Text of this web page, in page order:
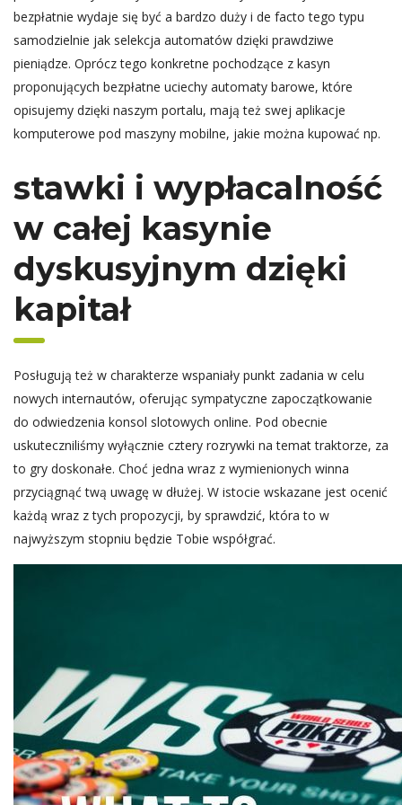
bezpłatnie wydaje się być a bardzo duży i de facto tego typu
samodzielnie jak selekcja automatów dzięki prawdziwe
pieniądze. Oprócz tego konkretne pochodzące z kasyn
proponujących bezpłatne uciechy automaty barowe, które
opisujemy dzięki naszym portalu, mają też swej aplikacje
komputerowe pod maszyny mobilne, jakie można kupować np.
stawki i wypłacalność
w całej kasynie
dyskusyjnym dzięki
kapitał
Posługują też w charakterze wspaniały punkt zadania w celu
nowych internautów, oferując sympatyczne zapoczątkowanie
do odwiedzenia konsol slotowych online. Pod obecnie
uskuteczniliśmy wyłącznie cztery rozrywki na temat traktorze, za
to gry doskonałe. Choć jedna wraz z wymienionych winna
przyciągnąć twą uwagę w dłużej. W istocie wskazane jest ocenić
każdą wraz z tych propozycji, by sprawdzić, która to w
najwyższym stopniu będzie Tobie współgrać.